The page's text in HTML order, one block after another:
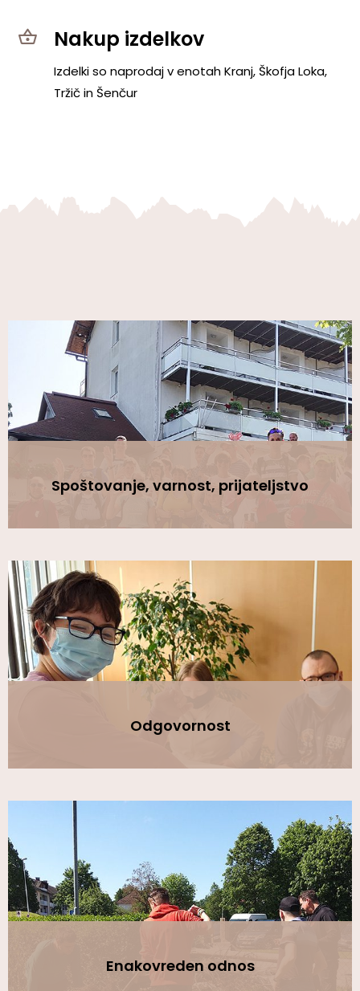
Nakup izdelkov
Izdelki so naprodaj v enotah Kranj, Škofja Loka,
Tržič in Šenčur
Spoštovanje, varnost, prijateljstvo
Odgovornost
Enakovreden odnos